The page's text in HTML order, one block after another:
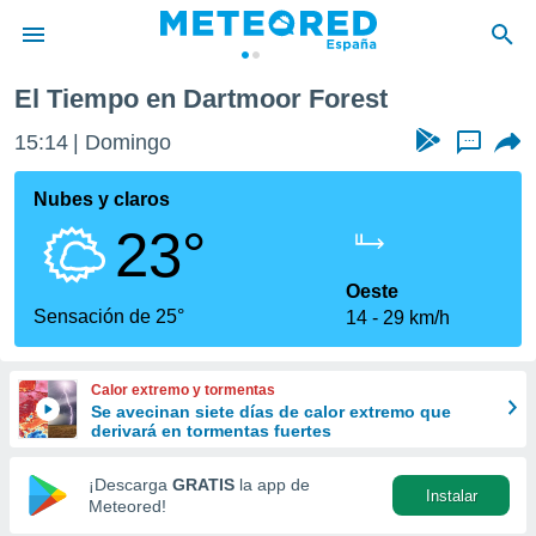
de
por
que se
calidad.
a este
las
y
forma
digital
basada
El Tiempo en Dartmoor Forest
15:14 Domingo ...
Nubes y claros
23°
Sensación de 25°
Oeste
14
29 km/h
Calor extremo y tormentas
Se avecinan siete días de calor extremo que
derivará en tormentas fuertes
¡Descarga GRATIS la app de
Meteored!
Instalar